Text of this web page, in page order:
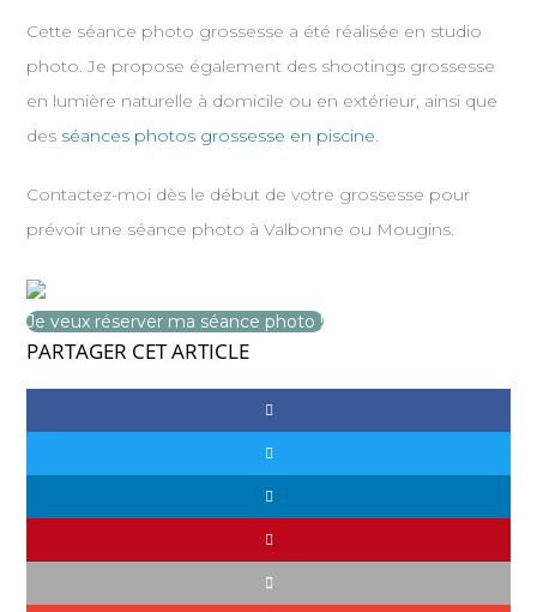
Cette séance photo grossesse a été réalisée en studio
photo. Je propose également des shootings grossesse
en lumière naturelle à domicile ou en extérieur, ainsi que
des séances photos grossesse en piscine.
Contactez-moi dès le début de votre grossesse pour
prévoir une séance photo à Valbonne ou Mougins.
Je veux réserver ma séance photo !
PARTAGER CET ARTICLE